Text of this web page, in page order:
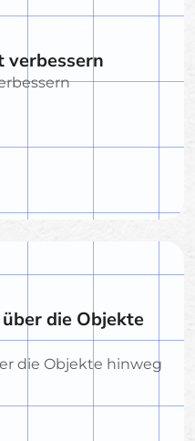
verbessern
die Objekte
die Objekte hinweg